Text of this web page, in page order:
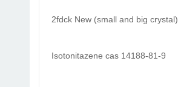
2fdck New (small and big crystal)
Isotonitazene cas 14188-81-9